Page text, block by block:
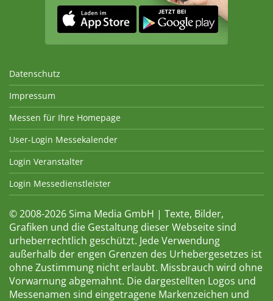
Datenschutz
Impressum
Messen für Ihre Homepage
User-Login Messekalender
Login Veranstalter
Login Messedienstleister
© 2008-2026 Sima Media GmbH | Texte, Bilder,
Grafiken und die Gestaltung dieser Webseite sind
urheberrechtlich geschützt. Jede Verwendung
außerhalb der engen Grenzen des Urhebergesetzes ist
ohne Zustimmung nicht erlaubt. Missbrauch wird ohne
Vorwarnung abgemahnt. Die dargestellten Logos und
Messenamen sind eingetragene Markenzeichen und